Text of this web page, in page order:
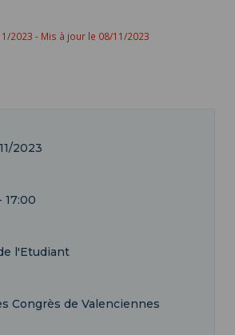
2023 - Mis à jour le 08/11/2023
2023
17:00
l'Etudiant
Congrès de Valenciennes